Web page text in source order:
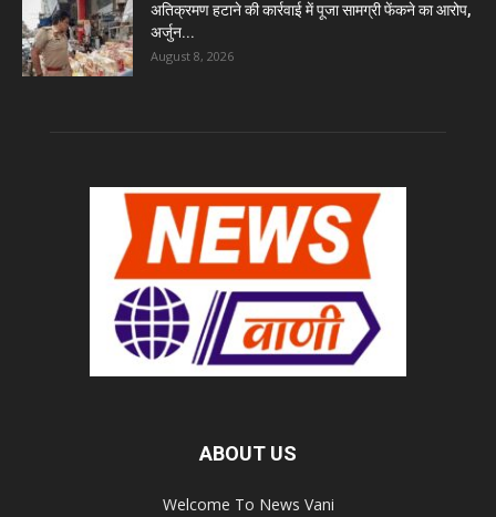
अतिक्रमण हटाने की कार्रवाई में पूजा सामग्री फेंकने का आरोप,
अर्जुन...
August 8, 2026
ABOUT US
Welcome To News Vani